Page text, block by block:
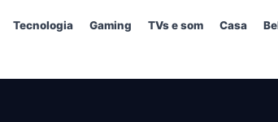
Tecnologia Gaming TVs e som Casa